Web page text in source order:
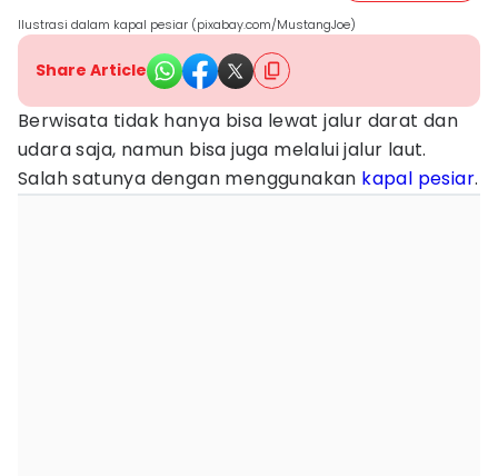
Ilustrasi dalam kapal pesiar (pixabay.com/MustangJoe)
Share Article
Berwisata tidak hanya bisa lewat jalur darat dan
udara saja, namun bisa juga melalui jalur laut.
Salah satunya dengan menggunakan kapal pesiar.